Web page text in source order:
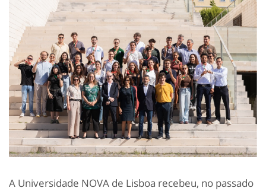
A Universidade NOVA de Lisboa recebeu, no passado